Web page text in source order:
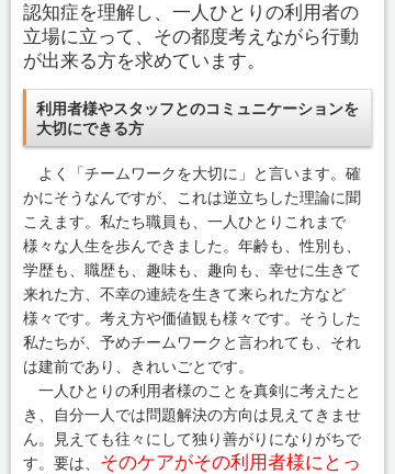
認知症を理解し、一人ひとりの利用者の
立場に立って、その都度考えながら行動
が出来る方を求めています。
利用者様やスタッフとのコミュニケーションを
大切にできる方
よく「チームワークを大切に」と言います。確
かにそうなんですが、これは逆立ちした理論に聞
こえます。私たち職員も、一人ひとりこれまで
様々な人生を歩んできました。年齢も、性別も、
学歴も、職歴も、趣味も、趣向も、幸せに生きて
来れた方、不幸の連続を生きて来られた方など
様々です。考え方や価値観も様々です。そうした
私たちが、予めチームワークと言われても、それ
は建前であり、きれいごとです。
一人ひとりの利用者様のことを真剣に考えたと
き、自分一人では問題解決の方向は見えてきませ
ん。見えても往々にして独り善がりになりがちで
す。要は、 そのケアがその利用者様にとっ